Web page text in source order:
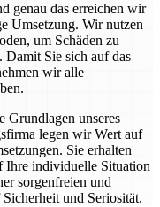
genau das erreichen wir
Umsetzung. Wir nutzen
um Schäden zu
Sie sich auf das
wir alle
Grundlagen unseres
legen wir Wert auf
Sie erhalten
Ihre individuelle Situation
sorgenfreien und
und Seriosität.